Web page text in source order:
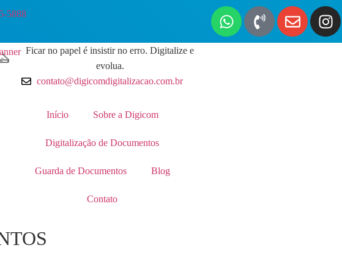
5888
Ficar no papel é insistir no erro. Digitalize e
evolua.
contato@digicomdigitalizacao.com.br
Início Sobre a Digicom
Digitalização de Documentos
Guarda de Documentos Blog
Contato